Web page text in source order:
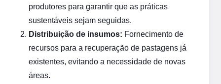
produtores para garantir que as práticas
sustentáveis sejam seguidas.
Distribuição de insumos: Fornecimento de
recursos para a recuperação de pastagens já
existentes, evitando a necessidade de novas
áreas.